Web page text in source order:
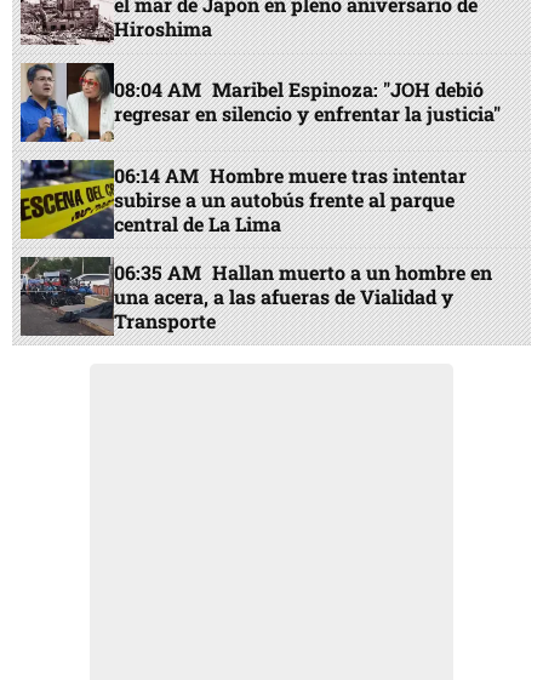
Hiroshima
08:04 AM Maribel Espinoza: "JOH debió
regresar en silencio y enfrentar la justicia"
06:14 AM Hombre muere tras intentar
subirse a un autobús frente al parque
central de La Lima
06:35 AM Hallan muerto a un hombre en
una acera, a las afueras de Vialidad y
Transporte